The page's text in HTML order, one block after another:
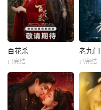
百花杀
已完结
老九门
已完结